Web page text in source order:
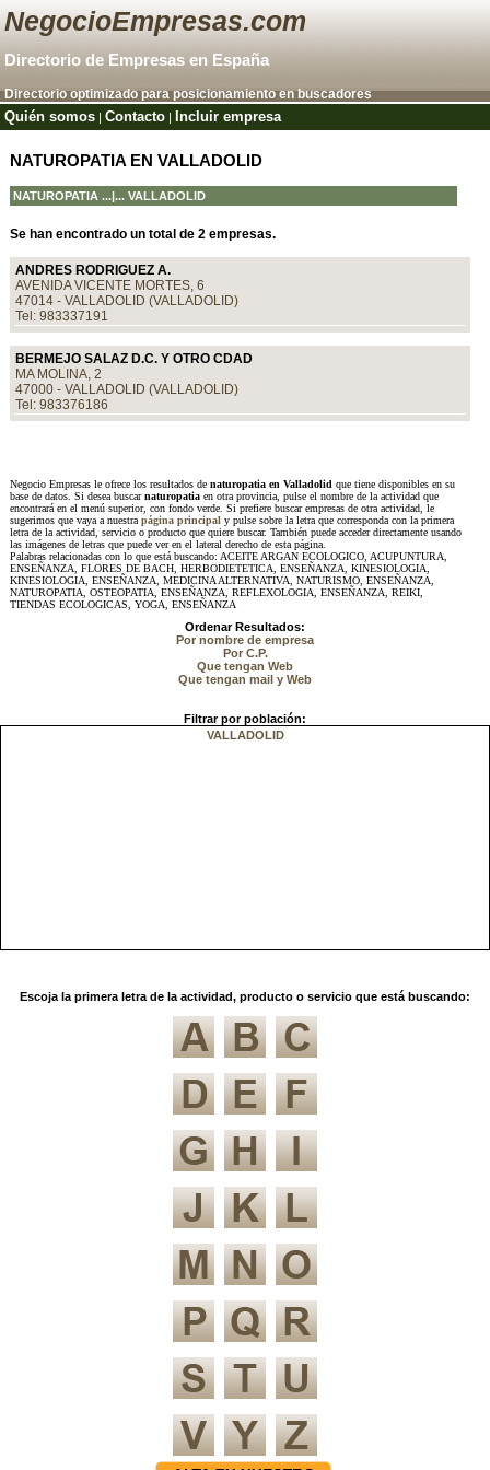
NegocioEmpresas.com
Directorio de Empresas en España
Directorio optimizado para posicionamiento en buscadores
Quién somos |Contacto Incluir empresa
NATUROPATIA EN VALLADOLID
NATUROPATIA ...|... VALLADOLID
Se han encontrado un total de 2 empresas.
ANDRES RODRIGUEZ A.
AVENIDA VICENTE MORTES, 6
47014 - VALLADOLID (VALLADOLID)
Tel: 983337191
BERMEJO SALAZ D.C. Y OTRO CDAD
MA MOLINA, 2
47000 - VALLADOLID (VALLADOLID)
Tel: 983376186
Negocio Empresas le ofrece los resultados de naturopatia en Valladolid que tiene disponibles en su
base de datos. Si desea buscarnaturopatiaen otra provincia, pulse el nombre de la actividad que
encontrará en el menú superior, con fondo verde. Si prefiere buscar empresas de otra actividad, le
sugerimos que vaya a nuestra página principal y pulse sobre la letra que corresponda con la primera
letra de la actividad, servicio o producto que quiere buscar. También puede acceder directamente usando
las imágenes de letras que puede ver en el lateral derecho de esta página.
Palabras relacionadas con lo que está buscando: ACEITE ARGAN ECOLOGICO, ACUPUNTURA,
ENSEÑANZA, FLORES DE BACH, HERBODIETETICA, ENSEÑANZA, KINESIOLOGIA,
KINESIOLOGIA, ENSEÑANZA, MEDICINA ALTERNATIVA, NATURISMO, ENSEÑANZA,
NATUROPATIA, OSTEOPATIA, ENSEÑANZA, REFLEXOLOGIA, ENSEÑANZA, REIKI,
TIENDAS ECOLOGICAS, YOGA, ENSEÑANZA
Ordenar Resultados:
Por nombre de empresa
Por C.P.
Que tengan Web
Que tengan mail y Web
Filtrar por población:
VALLADOLID
Escoja la primera letra de la actividad, producto o servicio que está buscando: